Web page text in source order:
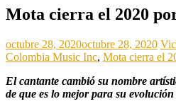
Mota cierra el 2020
octubre 28, 2020octubre 28, 2020
Colombia Music Inc, Mota cierra el
El cantante cambió su nombre
de que es lo mejor para su